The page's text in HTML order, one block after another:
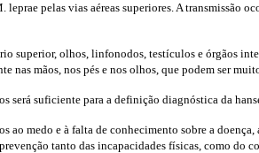
pelas vias aéreas superiores. A transmissão
superior, olhos, linfonodos, testículos e órgãos
mãos, nos pés e nos olhos, que podem ser
será suficiente para a definição diagnóstica da
medo e à falta de conhecimento sobre a
tanto das incapacidades físicas, como do